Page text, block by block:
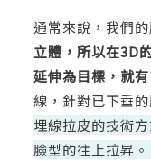
通常來說，我們
立體，所以在3D
延伸為目標，就
線，針對已下垂
埋線拉皮的技術
臉型的往上拉昇。